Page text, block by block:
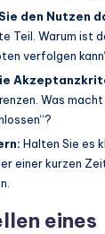
den Nutzen
Teil. Warum ist
verfolgen
Was
Halten Sie es
einer kurzen
eines